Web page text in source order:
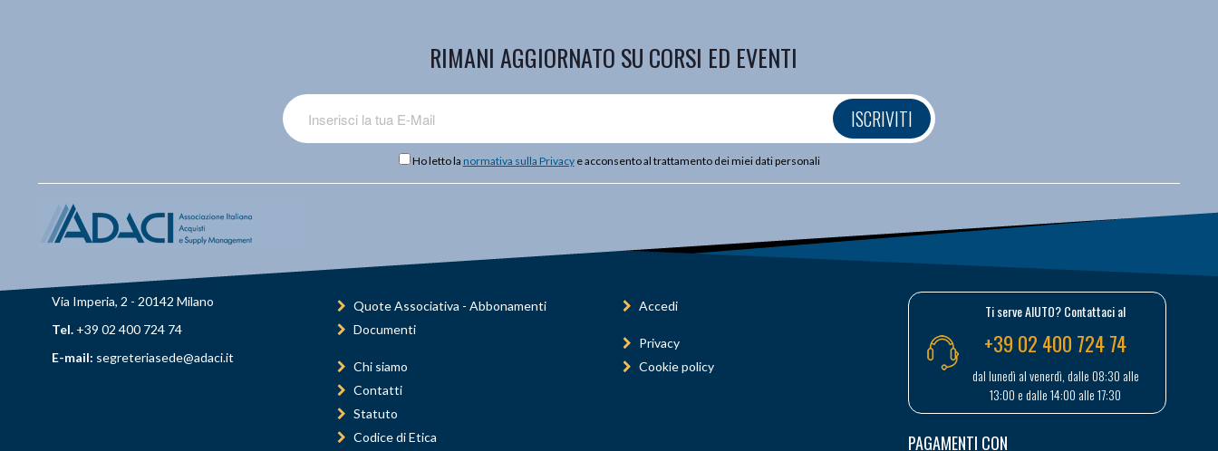
RIMANI AGGIORNATO SU CORSI ED EVENTI
ISCRIVITI
Ho letto la normativa sulla Privacye acconsento al trattamento dei miei dati personali
Via Imperia, 2 - 20142 Milano
Tel. +39 02 400 724 74
E-mail: segreteriasede@adaci.it
Quote Associativa - Abbonamenti
Documenti
Chi siamo
Contatti
Statuto
Codice di Etica
Accedi
Privacy
Cookie policy
Ti serve AIUTO? Contattaci al
+39 02 400 724 74
dal lunedì al venerdì, dalle 08:30 alle
13:00 e dalle 14:00 alle 17:30
PAGAMENTI CON